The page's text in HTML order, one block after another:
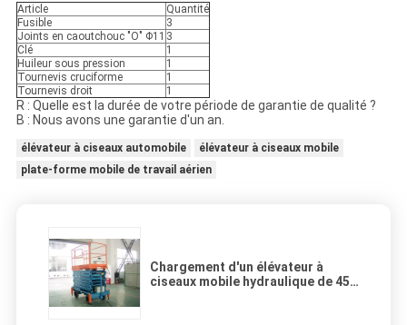
Article
Quantité
Fusible
3
Joints en caoutchouc "O" Φ11 3
Clé
1
Huileur sous pression
1
Tournevis cruciforme
1
Tournevis droit
1
R : Quelle est la durée de votre période de garantie de qualité ?
B : Nous avons une garantie d'un an.
élévateur à ciseaux automobile
élévateur à ciseaux mobile
plate-forme mobile de travail aérien
Chargement d'un élévateur à
ciseaux mobile hydraulique de 450